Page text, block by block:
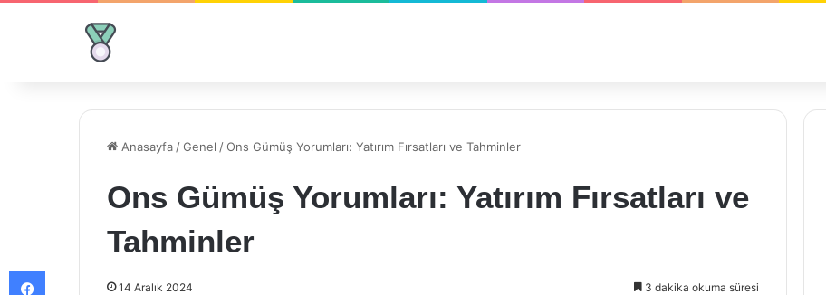
Anasayfa /Genel /Ons Gümüş Yorumları: Yatırım Fırsatları ve Tahminler
Ons Gümüş Yorumları: Yatırım Fırsatları ve
Tahminler
14 Aralık 2024 3 dakika okuma süresi
Facebook